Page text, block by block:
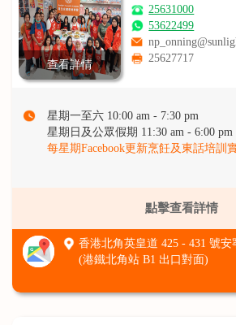
查看詳情
25631000
53622499
25627717
星期一至六 10:00 am - 7:30 pm
星期日及公眾假期 11:30 am - 6:00 pm
每星期Facebook更新烹飪及東話培訓
點擊查看詳情
香港北角英皇道 425 - 431 號安
(港鐵北角站 B1 出口對面)